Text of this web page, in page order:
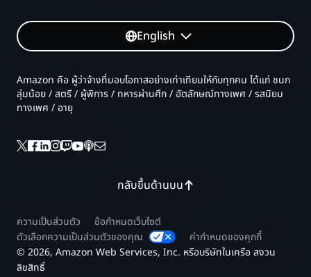
English
กลับขึ้นด้านบน
Amazon คือ ผู้ว่าจ้างที่มอบโอกาสอย่างเท่าเทียมให้กับทุกคน ได้แก่ ชนก
ลุ่มน้อย / สตรี / ผู้พิการ / ทหารผ่านศึก / อัตลักษณ์ทางเพศ / รสนิยม
ทางเพศ / อายุ
ความเป็นส่วนตัว
ข้อกำหนดเว็บไซต์
ตัวเลือกความเป็นส่วนตัวของคุณ
ค่ากำหนดของคุกกี้
© 2026, Amazon Web Services, Inc. หรือบริษัทในเครือ สงวน
ลิขสิทธิ์